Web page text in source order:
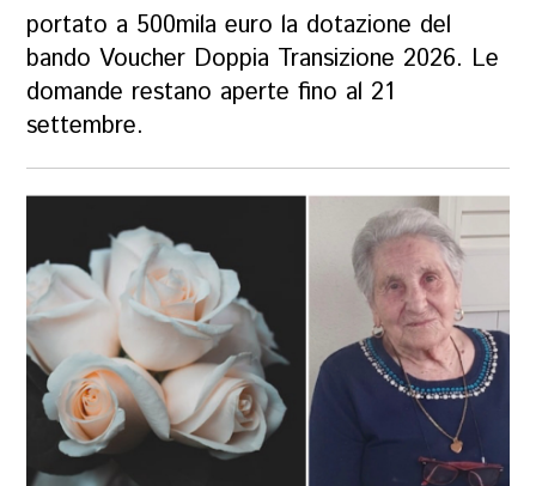
portato a 500mila euro la dotazione del
bando Voucher Doppia Transizione 2026. Le
domande restano aperte fino al 21
settembre.